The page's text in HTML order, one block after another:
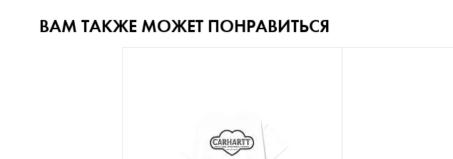
ВАМ ТАКЖЕ МОЖЕТ ПОНРАВИТЬСЯ